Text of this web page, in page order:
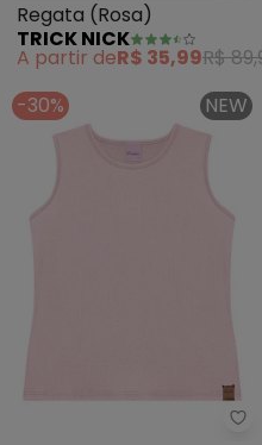
Regata (Rosa)
TRICK NICK
A partir deR$ 35,99R$
-30% NEW